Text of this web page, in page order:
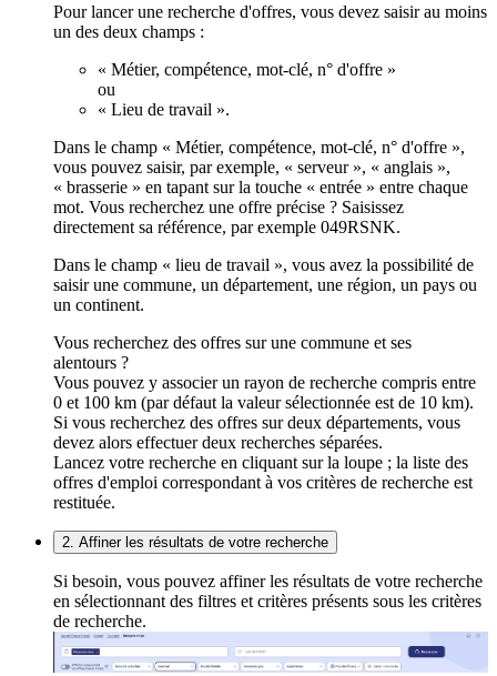
Pour lancer une recherche d'offres, vous devez saisir au moins
un des deux champs :
« Métier, compétence, mot-clé, n° d'offre »
ou
« Lieu de travail ».
Dans le champ « Métier, compétence, mot-clé, n° d'offre »,
vous pouvez saisir, par exemple, « serveur », « anglais »,
« brasserie » en tapant sur la touche « entrée » entre chaque
mot. Vous recherchez une offre précise ? Saisissez
directement sa référence, par exemple 049RSNK.
Dans le champ « lieu de travail », vous avez la possibilité de
saisir une commune, un département, une région, un pays ou
un continent.
Vous recherchez des offres sur une commune et ses
alentours ?
Vous pouvez y associer un rayon de recherche compris entre
0 et 100 km (par défaut la valeur sélectionnée est de 10 km).
Si vous recherchez des offres sur deux départements, vous
devez alors effectuer deux recherches séparées.
Lancez votre recherche en cliquant sur la loupe ; la liste des
offres d'emploi correspondant à vos critères de recherche est
restituée.
2. Affiner les résultats de votre recherche
Si besoin, vous pouvez affiner les résultats de votre recherche
en sélectionnant des filtres et critères présents sous les critères
de recherche.